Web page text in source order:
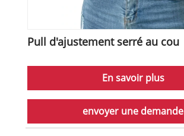
Pull d'ajustement serré au cou
En savoir plus
envoyer une demande